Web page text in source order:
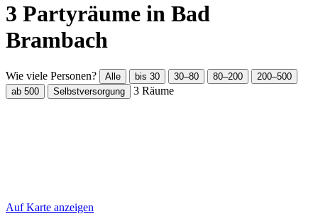
3 Partyräume in Bad
Brambach
Wie viele Personen? Alle bis 30 30–80 80–200
200–500
ab 500
Selbstversorgung 3 Räume
Auf Karte anzeigen